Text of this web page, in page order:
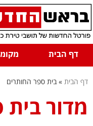
דף הבית
דף הבית »בית ספר החותרים
מדור